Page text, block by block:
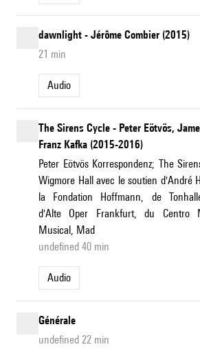
dawnlight - Jérôme Combier (2015)
21 min
Audio
The Sirens Cycle - Peter Eötvös,
Franz Kafka (2015-2016)
Peter Eötvös Korrespondenz; The
Wigmore Hall avec le soutien d'André
la Fondation Hoffmann, de
d'Alte Oper Frankfurt, du Centro
Musical, Mad
undefined 40 min
Audio
Générale
undefined 22 min